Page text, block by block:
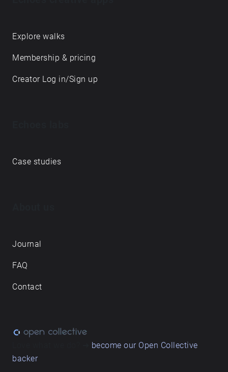
Explore walks
Membership & pricing
Creator Log in/Sign up
Case studies
Journal
FAQ
Contact
become our Open Collective
backer